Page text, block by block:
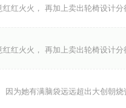
红火火， 再加上卖出轮椅设计分
红火火， 再加上卖出轮椅设计分
她有满脑袋远远超出大创朝烧